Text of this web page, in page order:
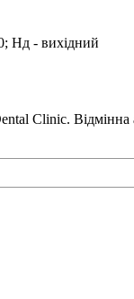
Нд - вихідний
Clinic. Відмінна